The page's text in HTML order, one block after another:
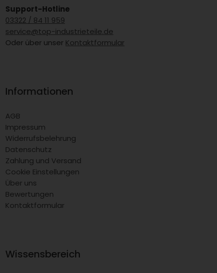
Support-Hotline
03322 / 84 11 959
service@top-industrieteile.de
Oder über unser Kontaktformular
Informationen
AGB
Impressum
Widerrufsbelehrung
Datenschutz
Zahlung und Versand
Cookie Einstellungen
Über uns
Bewertungen
Kontaktformular
Wissensbereich